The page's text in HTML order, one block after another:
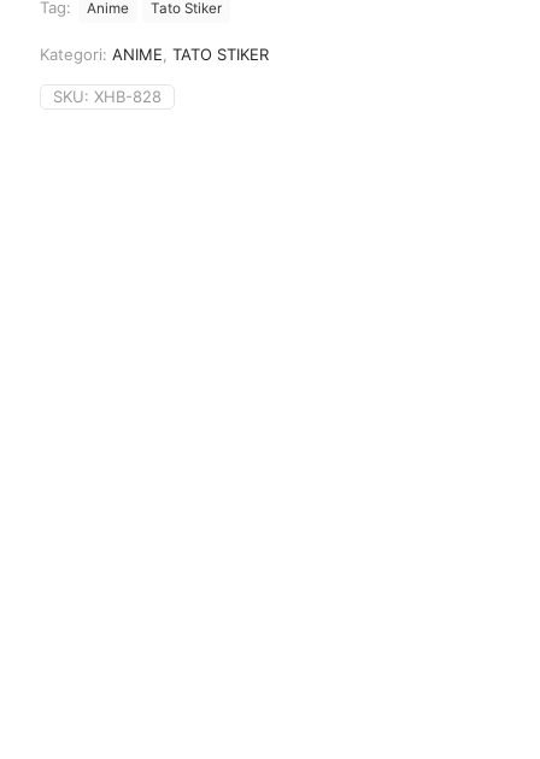
Tag: Anime Tato Stiker
Kategori: ANIME TATO STIKER
SKU: XHB-828